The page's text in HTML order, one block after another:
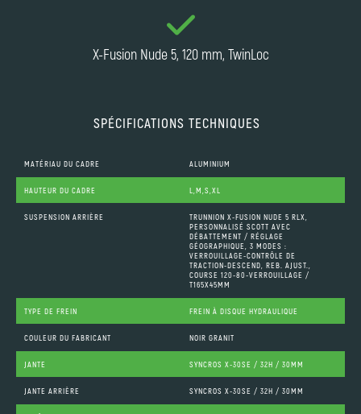
X-Fusion Nude 5, 120 mm, TwinLoc
SPÉCIFICATIONS TECHNIQUES
MATÉRIAU DU CADRE ALUMINIUM
HAUTEUR DU CADRE L,M,S,XL
SUSPENSION ARRIÈRE
TRUNNION X-FUSION NUDE 5 RLX,
PERSONNALISÉ SCOTT AVEC
DÉBATTEMENT / RÉGLAGE
GÉOGRAPHIQUE, 3 MODES :
VERROUILLAGE-CONTRÔLE DE
TRACTION-DESCEND, REB. AJUST.,
COURSE 120-80-VERROUILLAGE /
T165X45MM
TYPE DE FREIN FREIN À DISQUE HYDRAULIQUE
COULEUR DU FABRICANT NOIR GRANIT
JANTE SYNCROS X-30SE / 32H / 30MM
JANTE ARRIÈRE SYNCROS X-30SE / 32H / 30MM